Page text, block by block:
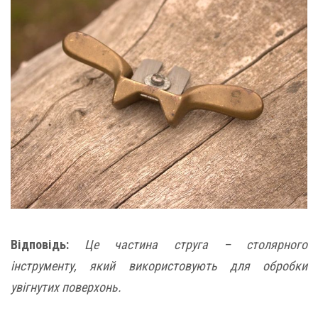
Відповідь: Це частина струга – столярного
інструменту, який використовують для обробки
увігнутих поверхонь.